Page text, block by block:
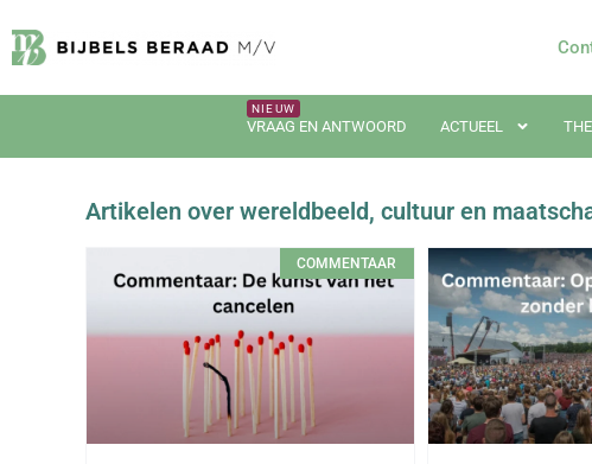
VRAAG EN ANTWOORD ACTUEEL
Artikelen over wereldbeeld, cultuur en
COMMENTAAR